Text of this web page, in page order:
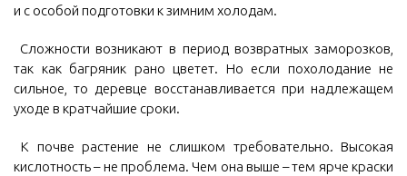
и с особой подготовки к зимним холодам.
Сложности возникают в период возвратных заморозков,
так как багряник рано цветет. Но если похолодание не
сильное, то деревце восстанавливается при надлежащем
уходе в кратчайшие сроки.
К почве растение не слишком требовательно. Высокая
кислотность – не проблема. Чем она выше – тем ярче краски